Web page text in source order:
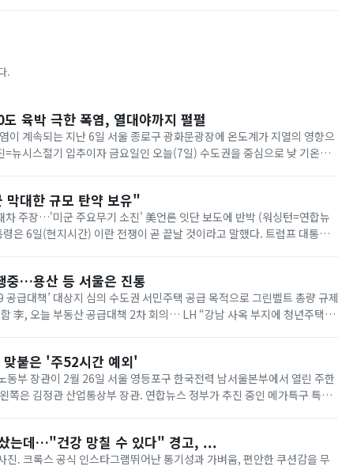
.
육박 극한 폭염, 열대야까지 펄펄
이 계속되는 지난 6일 서울 종로구 광화문광장에 온도계가 지열의 영향으
뉴시스절기 입추이자 금요일인 오늘(7일) 수도권을 중심으로 낮 기온이
대한 규모 탄약 보유"
차 주장…'미군 주요무기 소진' 美언론 잇단 보도에 반박 (워싱턴=연합뉴
은 6일(현지시간) 이란 전쟁이 곧 끝날 것이라고 말했다. 트럼프 대통령
중…용산 등 서울은 진통
급대책’ 대상지 심의 수도권 서민주택 공급 목적으로 그린벨트 총량 규제
李, 오늘 부동산 공급대책 2차 회의… LH “강남 사옥 부지에 청년주택”
붙은 '주52시간 예외'
동부 장관이 2월 26일 서울 영등포구 한국전력 남서울본부에서 열린 주한
쪽은 김정관 산업통상부 장관. 연합뉴스 정부가 추진 중인 메가특구 특별
는데…"건강 망칠 수 있다" 경고, ...
진. 크록스 공식 인스타그램뛰어난 통기성과 가벼움, 편안한 쿠션감을 무